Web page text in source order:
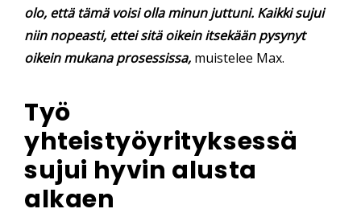
olo, että tämä voisi olla minun juttuni. Kaikki sujui
niin nopeasti, ettei sitä oikein itsekään pysynyt
oikein mukana prosessissa, muistelee Max.
Työ
yhteistyöyrityksessä
sujui hyvin alusta
alkaen